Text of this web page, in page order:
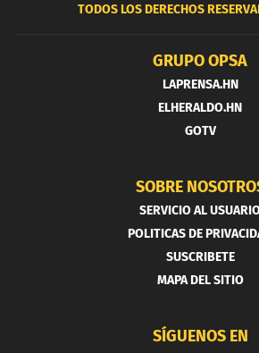
TODOS LOS DERECHOS
GRUPO OPSA
LAPRENSA.HN
ELHERALDO.HN
GOTV
SOBRE
SERVICIO AL
POLITICAS DE
SUSCRIBETE
MAPA DEL SITIO
SÍGUENOS EN